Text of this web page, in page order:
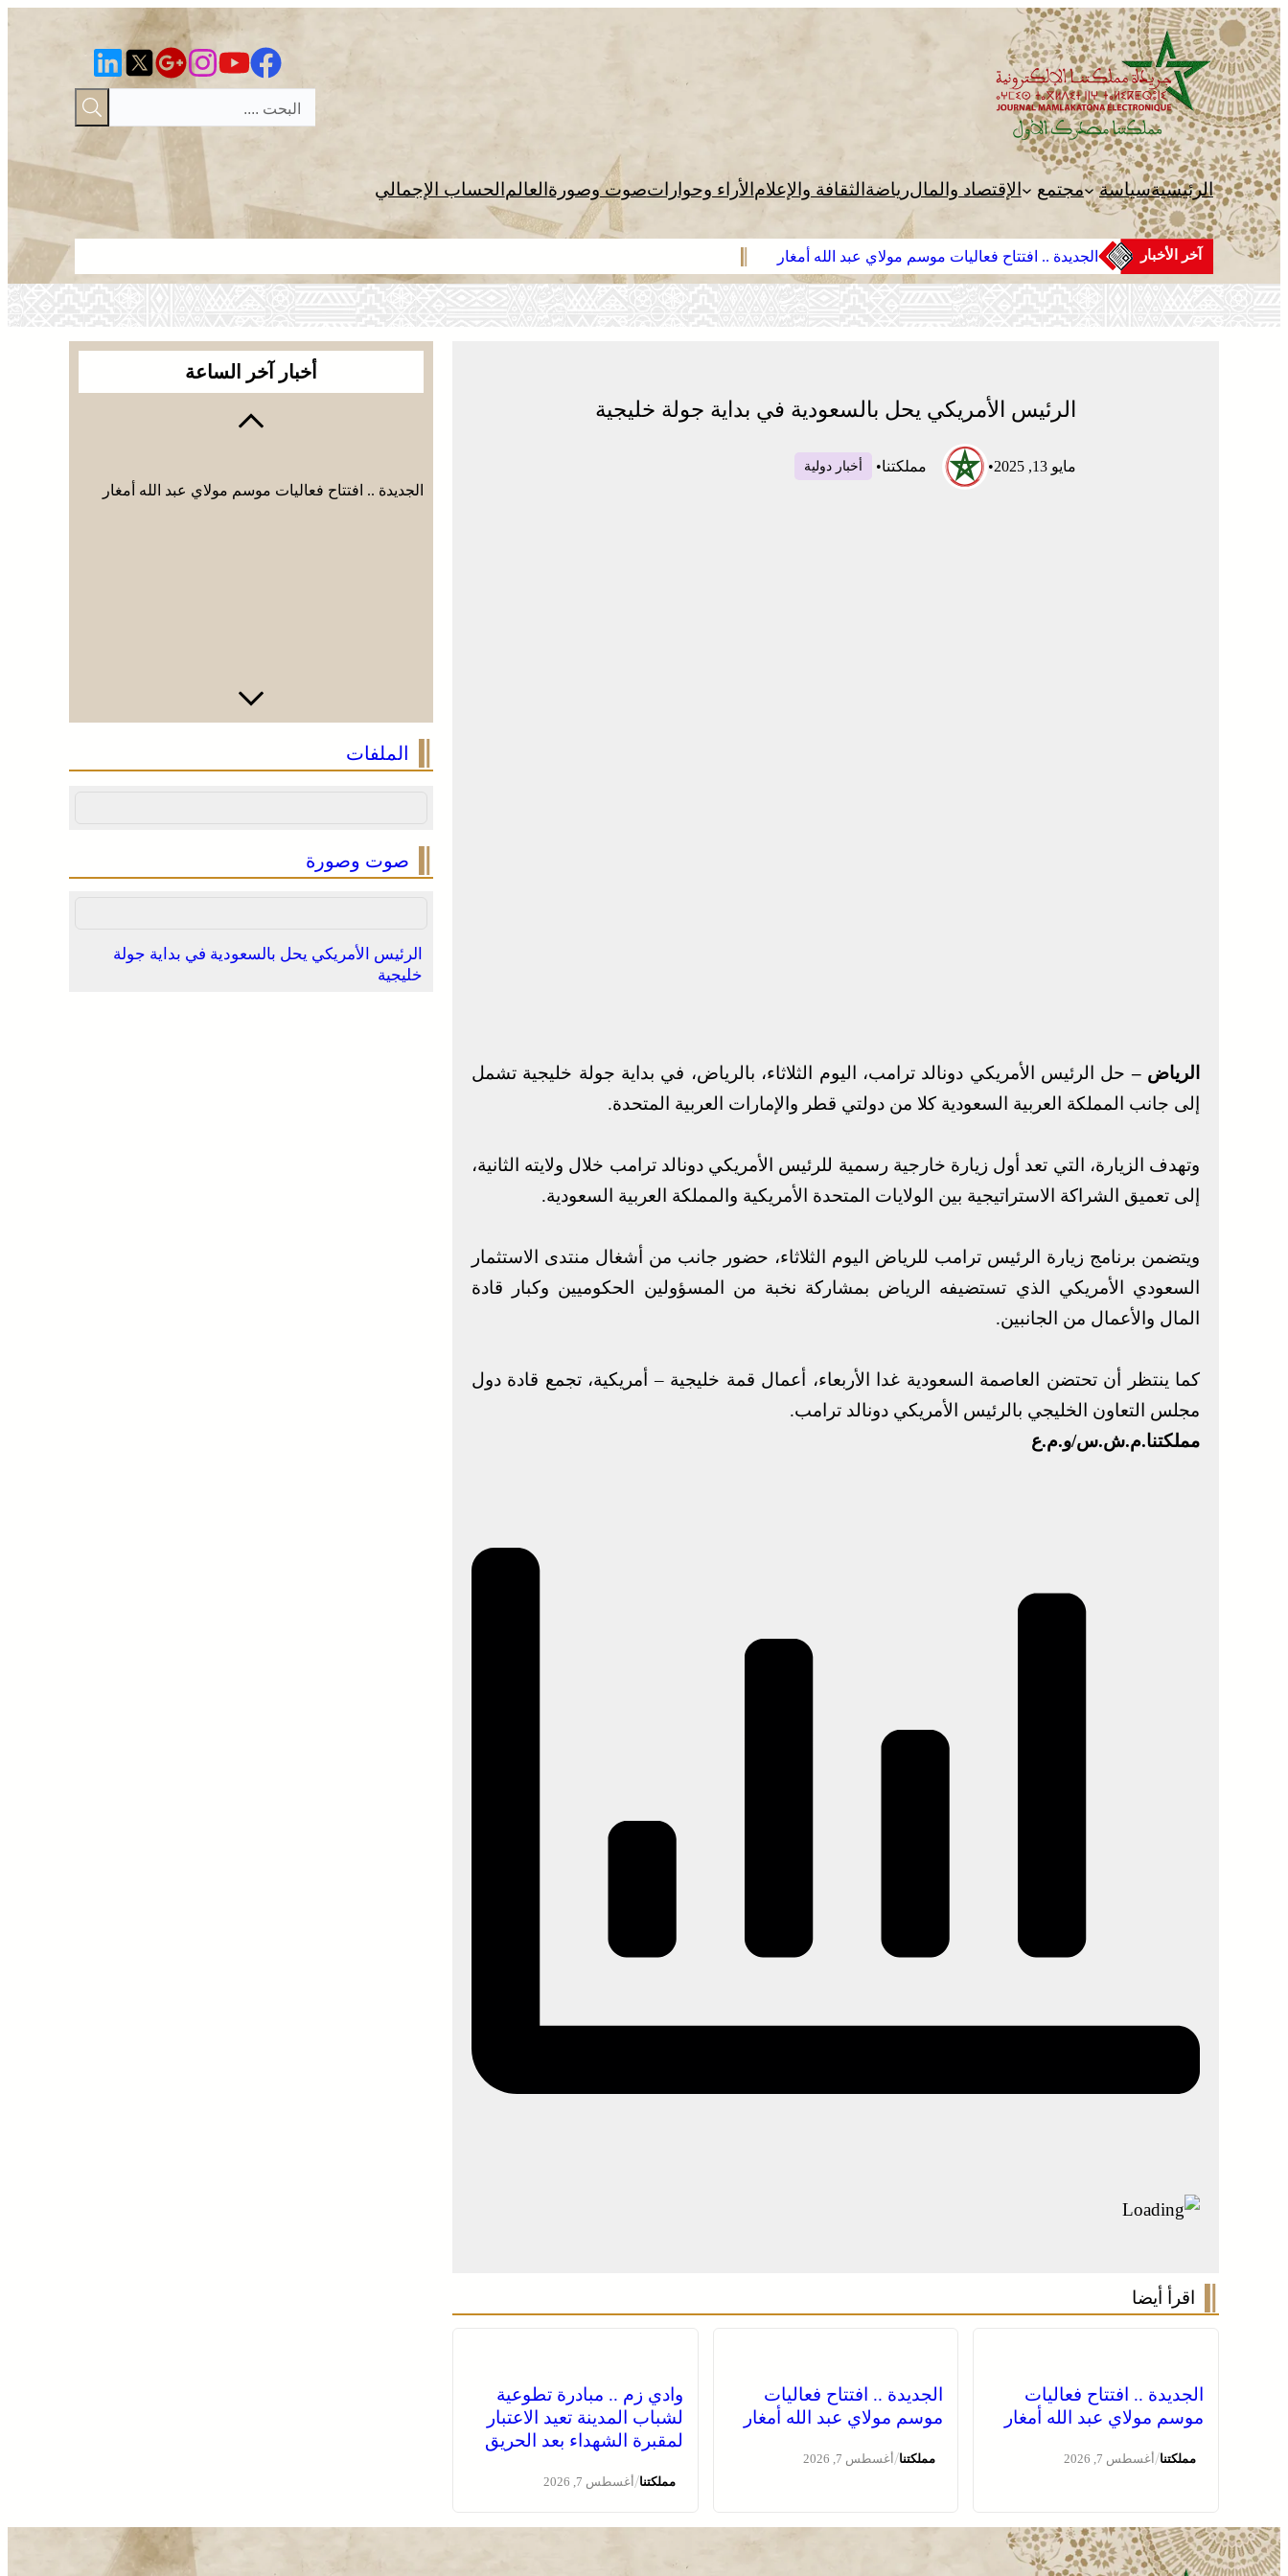
تخطى
إلى
المحتوى
الرئيسيةسياسة مجتمع الإقتصاد والمالرياضة الثقافة والإعلام الأراء وحواراتصوت وصورة العالم الحساب الإجمالي
آخر الأخبار الجديدة .. افتتاح فعاليات موسم مولاي عبد الله أمغار الجديدة ..
الرئيس الأمريكي يحل بالسعودية في بداية جولة خليجية
مايو 13, 2025 • مملكتنا• أخبار دولية
الرياض –حل الرئيس الأمريكي دونالد ترامب، اليوم الثلاثاء، بالرياض، في بداية جولة خليجية تشمل
إلى جانب المملكة العربية السعودية كلا من دولتي قطر والإمارات العربية المتحدة.
وتهدف الزيارة، التي تعد أول زيارة خارجية رسمية للرئيس الأمريكي دونالد ترامب خلال ولايته الثانية،
إلى تعميق الشراكة الاستراتيجية بين الولايات المتحدة الأمريكية والمملكة العربية السعودية.
ويتضمن برنامج زيارة الرئيس ترامب للرياض اليوم الثلاثاء، حضور جانب من أشغال منتدى الاستثمار
السعودي الأمريكي الذي تستضيفه الرياض بمشاركة نخبة من المسؤولين الحكوميين وكبار قادة
المال والأعمال من الجانبين.
كما ينتظر أن تحتضن العاصمة السعودية غدا الأربعاء، أعمال قمة خليجية – أمريكية، تجمع قادة دول
مجلس التعاون الخليجي بالرئيس الأمريكي دونالد ترامب.
مملكتنا.م.ش.س/و.م.ع
اقرأ أيضا
الجديدة .. افتتاح فعاليات
موسم مولاي عبد الله أمغار
مملكتنا/أغسطس 7, 2026
الجديدة .. افتتاح فعاليات
موسم مولاي عبد الله أمغار
مملكتنا/أغسطس 7, 2026
وادي زم .. مبادرة تطوعية
لشباب المدينة تعيد الاعتبار
لمقبرة الشهداء بعد الحريق
مملكتنا/أغسطس 7, 2026
أخبار آخر الساعة
الجديدة .. افتتاح فعاليات موسم مولاي عبد الله أمغار
الملفات
صوت وصورة
الرئيس الأمريكي يحل بالسعودية في بداية جولة
خليجية